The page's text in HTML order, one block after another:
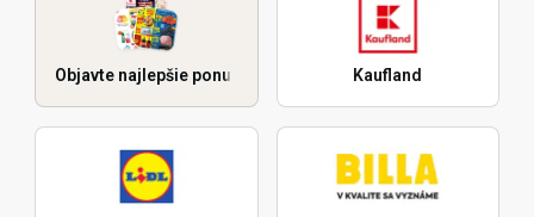
Objavte najlepšie ponuky Kaufland